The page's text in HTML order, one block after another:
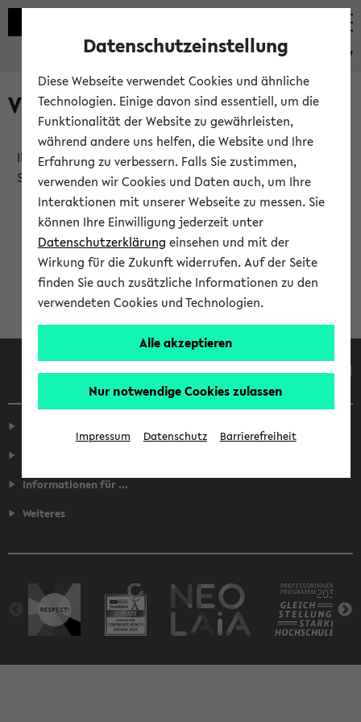
eKVV
Verlauf
Ihr Verlauf ist leer. Er wird sich im Verlauf Ihrer eKVV
Sitzung füllen.
Informationen für ...
Weiteres
Datenschutzeinstellung
Diese Webseite verwendet Cookies und ähnliche
Technologien. Einige davon sind essentiell, um die
Funktionalität der Website zu gewährleisten,
während andere uns helfen, die Website und Ihre
Erfahrung zu verbessern. Falls Sie zustimmen,
verwenden wir Cookies und Daten auch, um Ihre
Interaktionen mit unserer Webseite zu messen. Sie
können Ihre Einwilligung jederzeit unter
Datenschutzerklärung einsehen und mit der
Wirkung für die Zukunft widerrufen. Auf der Seite
finden Sie auch zusätzliche Informationen zu den
verwendeten Cookies und Technologien.
Alle akzeptieren
Nur notwendige Cookies zulassen
Impressum Datenschutz Barrierefreiheit